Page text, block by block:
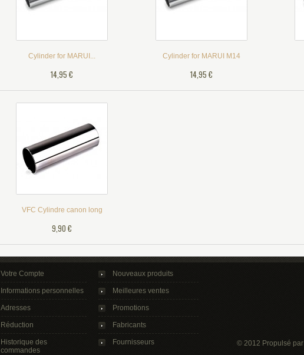
Cylinder for MARUI...
14,95 €
Cylinder for MARUI M14
14,95 €
VFC Cylindre canon long
9,90 €
Votre Compte
Informations personnelles
Adresses
Réduction
Historique des
commandes
Nouveaux produits
Meilleures ventes
Promotions
Fabricants
Fournisseurs © 2012 Propulsé par